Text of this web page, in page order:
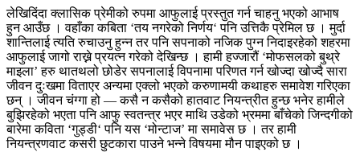
लेखिदिंदा क्लासिक प्रेमीको रुपमा आफुलाई प्रस्तुत गर्न चाहनु भएको आभाष
हुन आउँछ । वहाँका कबिता ‘तय नगरेको निर्णय‘ पनि उत्तिकै प्रेमिल छ । मुर्दा
शान्तिलाई त्यति रुचाउनु हुन्न तर पनि सपनाको नजिक पुग्न निदाइरहेको शहरमा
आफुलाई जागो राख्ने प्रयत्न गरेको देखिन्छ । हामी हज्जारौं ‘मोफसलको बुथ्रे
माइला’ हरु थातथलो छोडेर सपनालाई विपनामा परिणत गर्न खोज्दा खोज्दै सारा
जीवन दुःखमा विताएर अन्यमा एक्लो भएको करुणामयी कथाहरु समावेश गरिएका
छन् । जीवन चंग्गा हो — कसै न कसैको हातवाट नियन्त्रीत हुन्छ भनेर हामीले
बुझिरहेको भएता पनि आफु स्वतन्त्र भएर माथि उडेको भ्रममा बाँचेको जिन्दगीको
बारेमा कविता ‘गुड्डी‘ पनि यस ‘मोन्टाज’ मा समावेस छ । तर हामी
नियन्त्रणवाट कसरी छुटकारा पाउने भन्ने विषयमा मौन पाइएको छ ।